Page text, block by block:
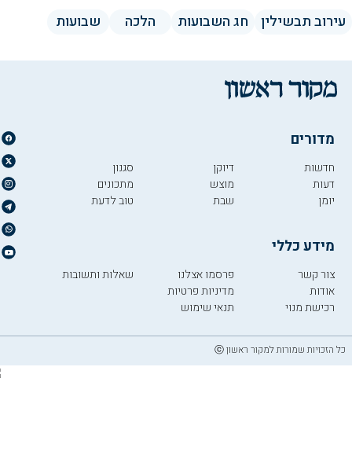
עירוב תבשילין חג השבועות הלכה שבועות
מדורים
חדשות
דעות
יומן
דיוקן
מוצש
שבת
סגנון
מתכונים
טוב לדעת
מידע כללי
צור קשר
אודות
רכישת מנוי
פרסמו אצלנו
מדיניות פרטיות
תנאי שימוש
שאלות ותשובות
כל הזכויות שמורות למקור ראשון ⓒ